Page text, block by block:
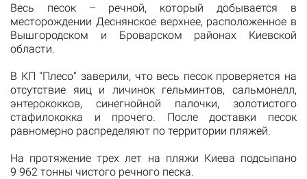
Весь песок – речной, который добывается в
месторождении Деснянское верхнее, расположенное в
Вышгородском и Броварском районах Киевской
области.
В КП "Плесо" заверили, что весь песок проверяется на
отсутствие яиц и личинок гельминтов, сальмонелл,
энтерококков, синегнойной палочки, золотистого
стафилококка и прочего. После доставки песок
равномерно распределяют по территории пляжей.
На протяжение трех лет на пляжи Киева подсыпано
9 962 тонны чистого речного песка.